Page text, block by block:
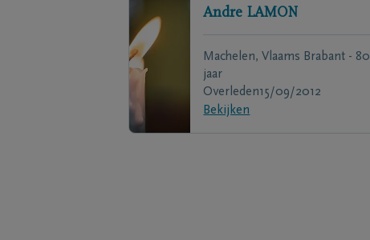
Andre LAMON
Machelen, Vlaams Brabant - 80
jaar
Overleden15/09/2012
Bekijken